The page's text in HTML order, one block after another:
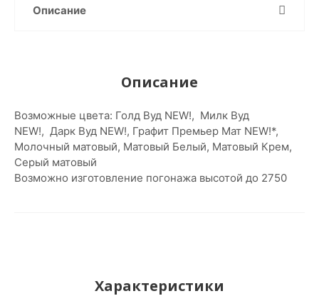
Описание
Описание
Возможные цвета: Голд Вуд NEW!, Милк Вуд
NEW!, Дарк Вуд NEW!, Графит Премьер Мат NEW!*,
Молочный матовый, Матовый Белый, Матовый Крем,
Серый матовый
Возможно изготовление погонажа высотой до 2750
Характеристики